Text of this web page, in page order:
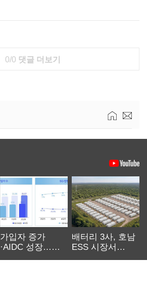
0/0 댓글 더보기
가입자 증가
·AIDC 성장…
배터리 3사, 호남
ESS 시장서